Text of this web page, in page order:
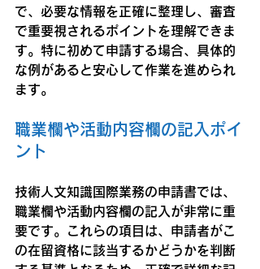
で、必要な情報を正確に整理し、審査
で重要視されるポイントを理解できま
す。特に初めて申請する場合、具体的
な例があると安心して作業を進められ
ます。
職業欄や活動内容欄の記入ポイ
ント
技術人文知識国際業務の申請書では、
職業欄や活動内容欄の記入が非常に重
要です。これらの項目は、申請者がこ
の在留資格に該当するかどうかを判断